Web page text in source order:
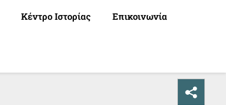
Κέντρο Ιστορίας Επικοινωνία